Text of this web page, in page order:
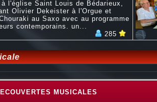
l'église Saint Louis de Bédarieux,
Olivier Dekeister à l'Orgue et
au Saxo avec au programme
contemporains. un...
285
MUSICALES